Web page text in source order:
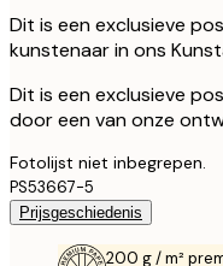
Dit is een exclusieve
kunstenaar in ons
Dit is een exclusieve
door een van onze
Fotolijst niet inbegrepen.
PS53667-5
Prijsgeschiedenis
200 g / m²